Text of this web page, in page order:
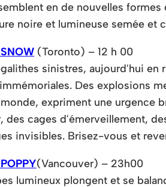
en de nouvelles formes
noire et lumineuse semée et
(Toronto) – 12 h 00
sinistres, aujourd'hui en
Des explosions
expriment une urgence
des cages d'émerveillement,
invisibles. Brisez-vous et
(Vancouver) – 23h00
lumineux plongent et se